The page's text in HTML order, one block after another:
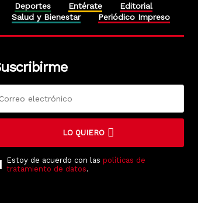
Deportes Entérate
Editorial
Salud y Bienestar Periódico Impreso
LO QUIERO
Estoy de acuerdo con las políticas de
tratamiento de datos.